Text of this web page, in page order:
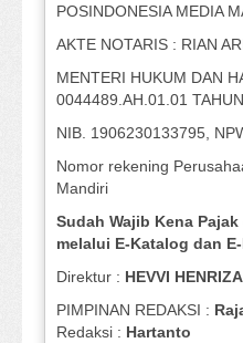
POSINDONESIA MEDIA
AKTE NOTARIS : RIAN
MENTERI HUKUM DAN
0044489.AH.01.01
NIB. 1906230133795,
Nomor rekening
Mandiri
Sudah Wajib Kena
melalui E-Katalog dan
Direktur : HEVVI
PIMPINAN REDAKSI :
Redaksi : Hartanto